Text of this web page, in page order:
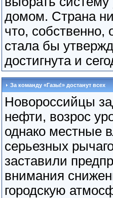
домом. Страна
что, собственно,
стала бы
достигнута и
За команду «Газы!» достанут всех
Новороссийцы
нефти, возрос
однако местные
серьезных
заставили
внимания
городскую